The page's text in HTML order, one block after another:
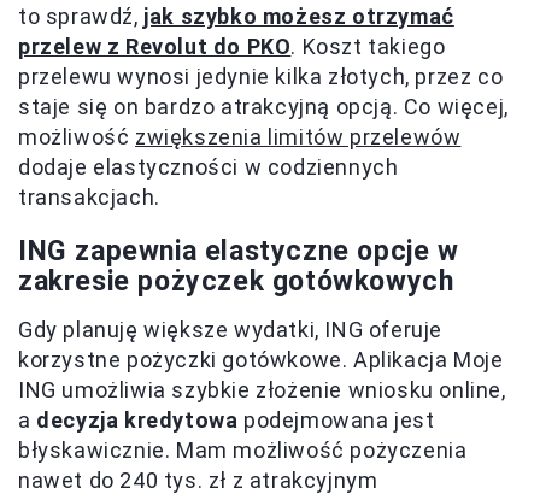
to sprawdź, jak szybko możesz otrzymać
przelew z Revolut do PKO. Koszt takiego
przelewu wynosi jedynie kilka złotych, przez co
staje się on bardzo atrakcyjną opcją. Co więcej,
możliwość zwiększenia limitów przelewów
dodaje elastyczności w codziennych
transakcjach.
ING zapewnia elastyczne opcje w
zakresie pożyczek gotówkowych
Gdy planuję większe wydatki, ING oferuje
korzystne pożyczki gotówkowe. Aplikacja Moje
ING umożliwia szybkie złożenie wniosku online,
a decyzja kredytowa podejmowana jest
błyskawicznie. Mam możliwość pożyczenia
nawet do 240 tys. zł z atrakcyjnym